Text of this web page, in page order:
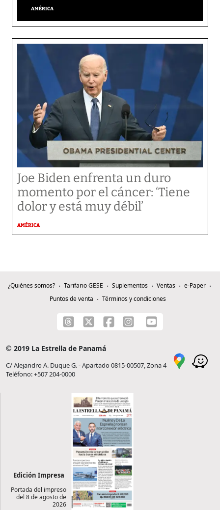
AMÉRICA
Joe Biden enfrenta un duro
momento por el cáncer: ‘Tiene
dolor y está muy débil’
AMÉRICA
¿Quiénes somos? Tarifario GESE Suplementos Ventas
e-Paper
Puntos de venta
Términos y condiciones
© 2019 La Estrella de Panamá
C/ Alejandro A. Duque G. - Apartado 0815-00507, Zona 4
Teléfono: +507 204-0000
Edición Impresa
Portada del impreso
del 8 de agosto de
2026